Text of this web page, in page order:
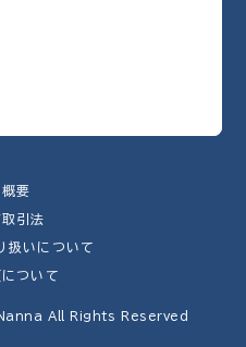
要
引法
扱いについて
ついて
All Rights Reserved